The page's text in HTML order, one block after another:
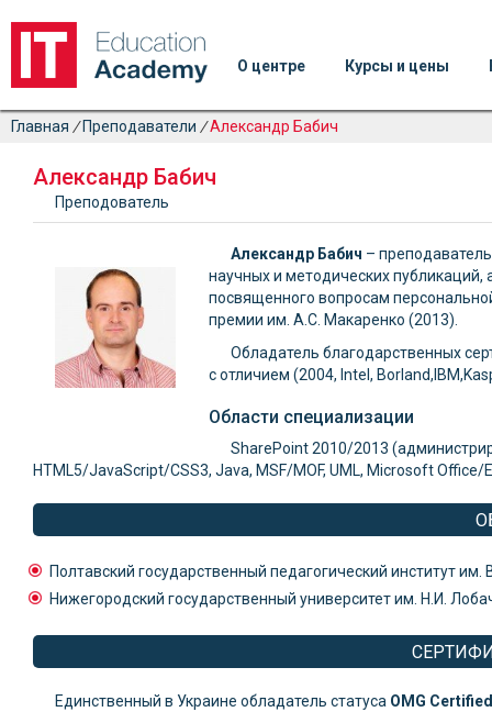
О центре Курсы и цены
Главная / Преподаватели /Александр Бабич
Александр Бабич
Преподователь
Александр Бабич –
научных и методических публикаций,
посвященного вопросам
премии им. А.С. Макаренко (2013).
Обладатель благодарственных
с отличием (2004, Intel,
Области специализации
SharePoint 2010/2013
HTML5/JavaScript/CSS3, Java, MSF/MOF, UML, Microsoft Office/
Полтавский государственный педагогический институт
Нижегородский государственный университет им. Н.И.
Единственный в Украине обладатель статуса OMG